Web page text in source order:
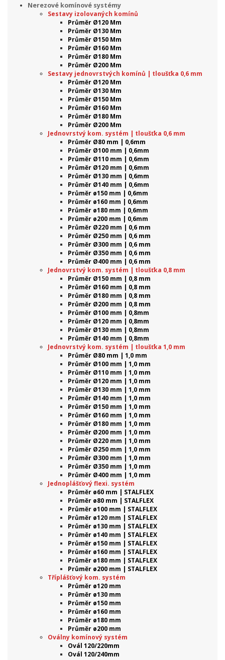
Nerezové komínové systémy
Sestavy izolovaných komínů
Průměr Ø120 Mm
Průměr Ø130 Mm
Průměr Ø150 Mm
Průměr Ø160 Mm
Průměr Ø180 Mm
Průměr Ø200 Mm
Sestavy jednovrstvých komínů | tloušťka 0,6 mm
Průměr Ø120 Mm
Průměr Ø130 Mm
Průměr Ø150 Mm
Průměr Ø160 Mm
Průměr Ø180 Mm
Průměr Ø200 Mm
Jednovrstvý kom. systém | tloušťka 0,6 mm
Průměr Ø80 mm | 0,6mm
Průměr Ø100 mm | 0,6mm
Průměr Ø110 mm | 0,6mm
Průměr Ø120 mm | 0,6mm
Průměr Ø130 mm | 0,6mm
Průměr Ø140 mm | 0,6mm
Průměr ø150 mm | 0,6mm
Průměr ø160 mm | 0,6mm
Průměr ø180 mm | 0,6mm
Průměr ø200 mm | 0,6mm
Průměr Ø220 mm | 0,6 mm
Průměr Ø250 mm | 0,6 mm
Průměr Ø300 mm | 0,6 mm
Průměr Ø350 mm | 0,6 mm
Průměr Ø400 mm | 0,6 mm
Jednovrstvý kom. systém | tloušťka 0,8 mm
Průměr Ø150 mm | 0,8 mm
Průměr Ø160 mm | 0,8 mm
Průměr Ø180 mm | 0,8 mm
Průměr Ø200 mm | 0,8 mm
Průměr Ø100 mm | 0,8mm
Průměr Ø120 mm | 0,8mm
Průměr Ø130 mm | 0,8mm
Průměr Ø140 mm | 0,8mm
Jednovrstvý kom. systém | tloušťka 1,0 mm
Průměr Ø80 mm | 1,0 mm
Průměr Ø100 mm | 1,0 mm
Průměr Ø110 mm | 1,0 mm
Průměr Ø120 mm | 1,0 mm
Průměr Ø130 mm | 1,0 mm
Průměr Ø140 mm | 1,0 mm
Průměr Ø150 mm | 1,0 mm
Průměr Ø160 mm | 1,0 mm
Průměr Ø180 mm | 1,0 mm
Průměr Ø200 mm | 1,0 mm
Průměr Ø220 mm | 1,0 mm
Průměr Ø250 mm | 1,0 mm
Průměr Ø300 mm | 1,0 mm
Průměr Ø350 mm | 1,0 mm
Průměr Ø400 mm | 1,0 mm
Jednoplášťový flexi. systém
Průměr ø60 mm | STALFLEX
Průměr ø80 mm | STALFLEX
Průměr ø100 mm | STALFLEX
Průměr ø120 mm | STALFLEX
Průměr ø130 mm | STALFLEX
Průměr ø140 mm | STALFLEX
Průměr ø150 mm | STALFLEX
Průměr ø160 mm | STALFLEX
Průměr ø180 mm | STALFLEX
Průměr ø200 mm | STALFLEX
Tříplášťový kom. systém
Průměr ø120 mm
Průměr ø130 mm
Průměr ø150 mm
Průměr ø160 mm
Průměr ø180 mm
Průměr ø200 mm
Oválny komínový systém
Ovál 120/220mm
Ovál 120/240mm